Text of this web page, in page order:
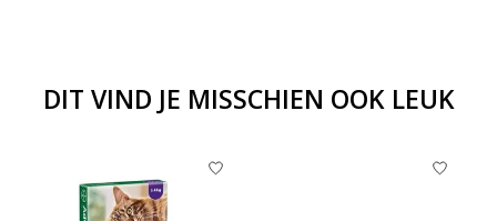
DIT VIND JE MISSCHIEN OOK LEUK
Items van productcarrousel